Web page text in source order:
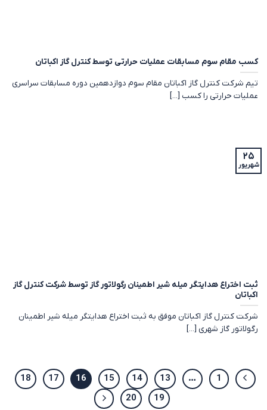
کسب مقام سوم مسابقات عملیات حرارتی توسط کنترل گاز اکباتان
تیم شرکت کنترل گاز اکباتان مقام سوم دوازدهمین دوره مسابقات سراسری
عملیات حرارتی را کسب [...]
ثبت اختراع هدایتگر میله شیر اطمینان رگولاتور گاز توسط شرکت کنترل گاز
اکباتان
شرکت کنترل گاز اکباتان موفق به ثبت اختراع هدایتگر میله شیر اطمینان
رگولاتور گاز شهری [...]
۲۵
شهریور
1
…
13
14
15
16
17
18
19
20